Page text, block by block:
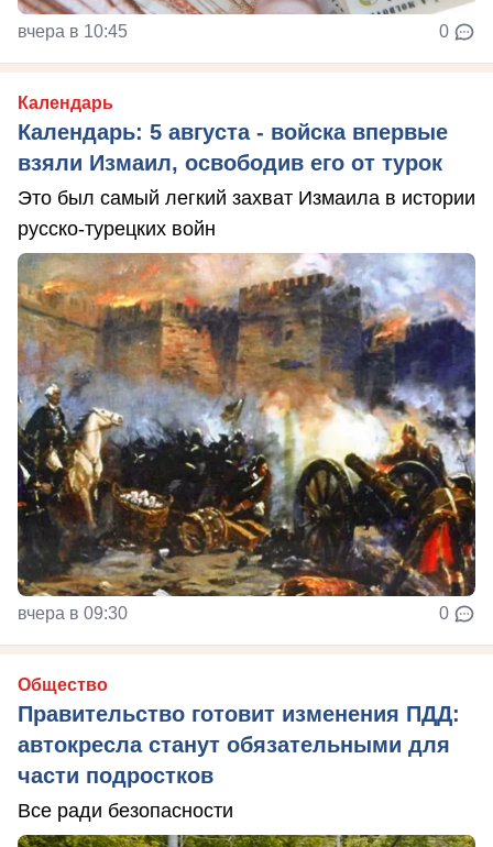
вчера в 10:45 0
Календарь
Календарь: 5 августа - войска впервые
взяли Измаил, освободив его от турок
Это был самый легкий захват Измаила в истории
русско-турецких войн
вчера в 09:30 0
Общество
Правительство готовит изменения ПДД:
автокресла станут обязательными для
части подростков
Все ради безопасности